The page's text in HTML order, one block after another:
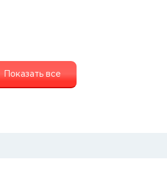
Показать все